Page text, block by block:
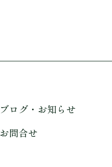
ブログ・お知らせ
お問合せ